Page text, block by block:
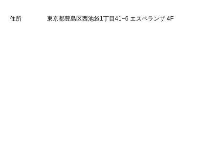
住所 東京都豊島区西池袋1丁目41−6 エスペランザ 4F